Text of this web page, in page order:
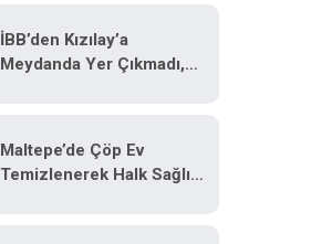
İBB’den Kızılay’a
Meydanda Yer Çıkmadı,
Maltepe’de Çöp Ev
Temizlenerek Halk Sağlığı